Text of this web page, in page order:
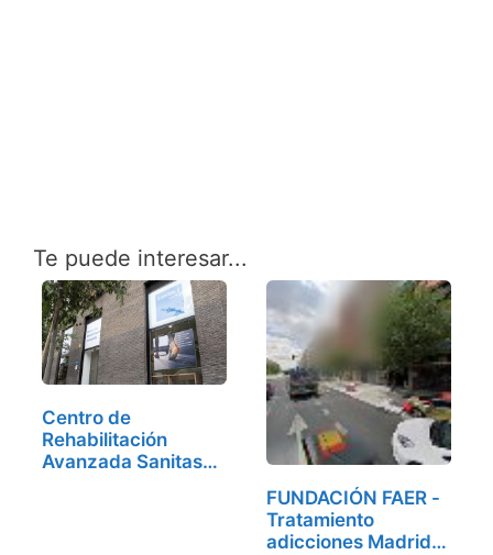
Te puede interesar...
Centro de
Rehabilitación
Avanzada Sanitas
FUNDACIÓN FAER -
Tratamiento
adicciones Madrid,